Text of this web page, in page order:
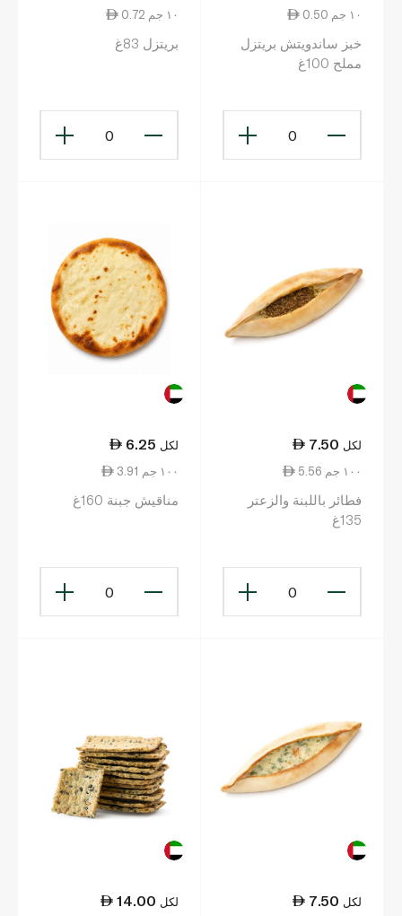
0.50 ١٠ جم
خبز ساندويتش بريتزل
مملح 100غ
0
0.72 ١٠ جم
بريتزل 83غ
0
7.50 لكل
5.56 ١٠٠ جم
فطائر باللبنة والزعتر
135غ
0
6.25 لكل
3.91 ١٠٠ جم
مناقيش جبنة 160غ
0
7.50 لكل
14.00 لكل